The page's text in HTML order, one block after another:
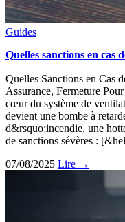
Guides
Quelles sanctions en cas
Quelles Sanctions en Cas
Assurance, Fermeture
cœur du système de
devient une bombe à
d&rsquo;incendie, une
de sanctions sévères :
07/08/2025 Lire →